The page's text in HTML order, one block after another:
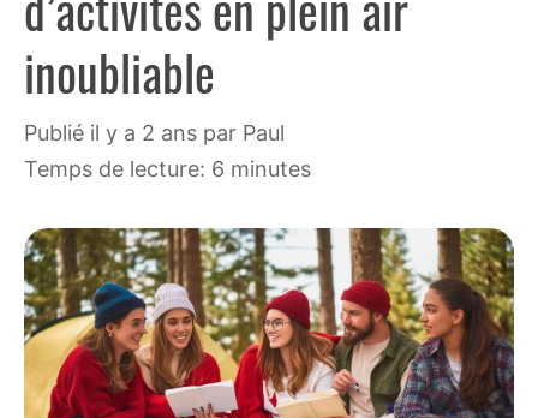
inoubliable
publié il y a 2 ans par Paul
Temps de lecture: 6 minutes